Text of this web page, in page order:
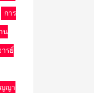
การ
น
รย์
ญา